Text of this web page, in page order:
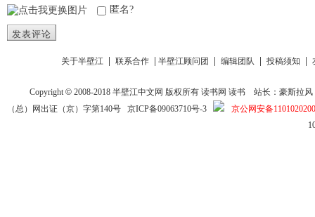
匿名?
发表评论
关于半壁江 联系合作 半壁江顾问团 编辑团队 投稿须知
Copyright © 2008-2018半壁江中文网 版权所有读书网 读书
站长：豪斯拉风
（总）网出证（京）字第140号 京ICP备09063710号-3
京公网安备